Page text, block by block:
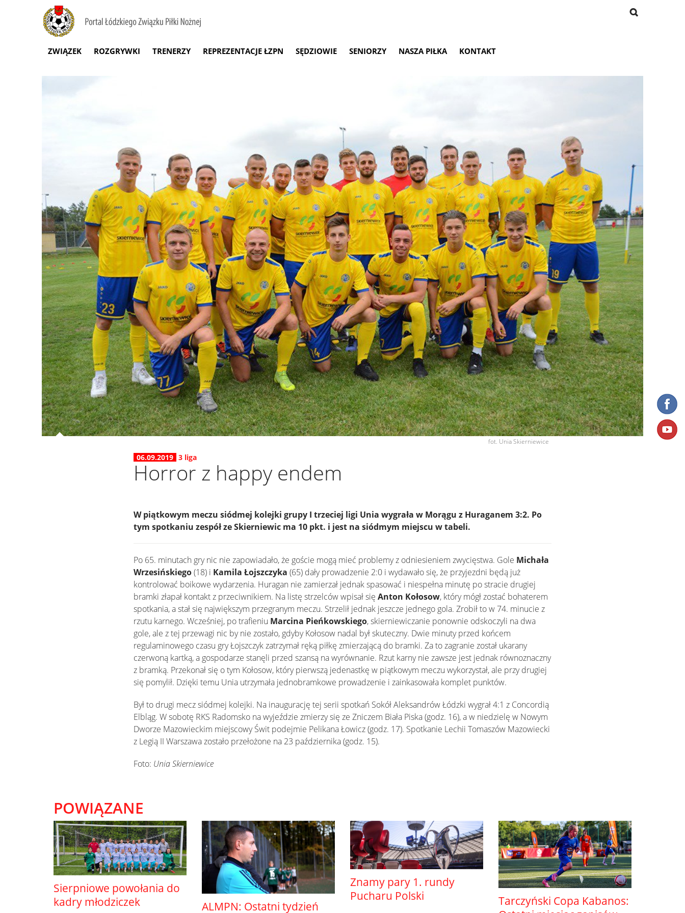
ZWIĄZEK ROZGRYWKI TRENERZY REPREZENTACJE ŁZPN SĘDZIOWIE SENIORZY NASZA PIŁKA KONTAKT
fot. Unia Skierniewice
06.09.2019 3 liga
Horror z happy endem
W piątkowym meczu siódmej kolejki grupy I trzeciej ligi Unia wygrała w Morągu z Huraganem 3:2. Po
tym spotkaniu zespół ze Skierniewic ma 10 pkt. i jest na siódmym miejscu w tabeli.
Po 65. minutach gry nic nie zapowiadało, że goście mogą mieć problemy z odniesieniem zwycięstwa. Gole Michała
Wrzesińskiego(18) i Kamila Łojszczyka (65) dały prowadzenie 2:0 i wydawało się, że przyjezdni będą już
kontrolować boikowe wydarzenia. Huragan nie zamierzał jednak spasować i niespełna minutę po stracie drugiej
bramki złapał kontakt z przeciwnikiem. Na listę strzelców wpisał się Anton Kołosow, który mógł zostać bohaterem
spotkania, a stał się największym przegranym meczu. Strzelił jednak jeszcze jednego gola. Zrobił to w 74. minucie z
rzutu karnego. Wcześniej, po trafieniu Marcina Pieńkowskiego, skierniewiczanie ponownie odskoczyli na dwa
gole, ale z tej przewagi nic by nie zostało, gdyby Kołosow nadal był skuteczny. Dwie minuty przed końcem
regulaminowego czasu gry Łojszczyk zatrzymał ręką piłkę zmierzającą do bramki. Za to zagranie został ukarany
czerwoną kartką, a gospodarze stanęli przed szansą na wyrównanie. Rzut karny nie zawsze jest jednak równoznaczny
z bramką. Przekonał się o tym Kołosow, który pierwszą jedenastkę w piątkowym meczu wykorzystał, ale przy drugiej
się pomylił. Dzięki temu Unia utrzymała jednobramkowe prowadzenie i zainkasowała komplet punktów.
Był to drugi mecz siódmej kolejki. Na inaugurację tej serii spotkań Sokół Aleksandrów Łódzki wygrał 4:1 z Concordią
Elbląg. W sobotę RKS Radomsko na wyjeździe zmierzy się ze Zniczem Biała Piska (godz. 16), a w niedzielę w Nowym
Dworze Mazowieckim miejscowy Świt podejmie Pelikana Łowicz (godz. 17). Spotkanie Lechii Tomaszów Mazowiecki
z Legią II Warszawa zostało przełożone na 23 października (godz. 15).
Foto: Unia Skierniewice
POWIĄZANE
Sierpniowe powołania do
kadry młodziczek
ALMPN: Ostatni tydzień
Znamy pary 1. rundy
Pucharu Polski
Tarczyński Copa Kabanos: